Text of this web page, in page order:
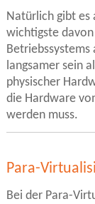
Natürlich gibt es
wichtigste
langsamer sein
physischer
die Hardware
werden muss.
Para-
Bei der Para-